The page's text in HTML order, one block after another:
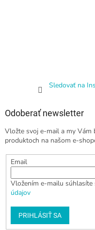
Sledovať na
Odoberať newsletter
Vložte svoj e-mail a my Vám
produktoch na našom e-
Email
Vložením e-mailu súhlasíte
údajov
PRIHLÁSIŤ SA